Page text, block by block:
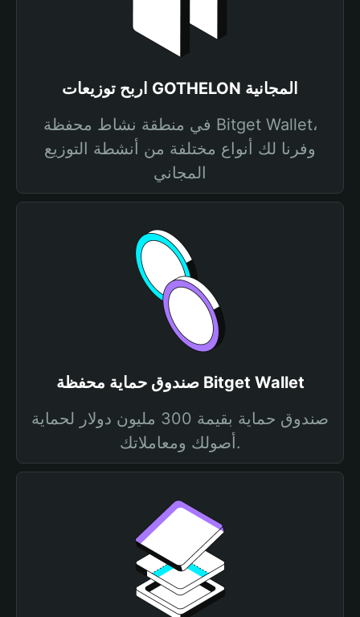
اربح توزيعات GOTHELON المجانية
في منطقة نشاط محفظة Bitget Wallet،
وفرنا لك أنواع مختلفة من أنشطة التوزيع
المجاني
صندوق حماية محفظة Bitget Wallet
صندوق حماية بقيمة 300 مليون دولار لحماية
أصولك ومعاملاتك.